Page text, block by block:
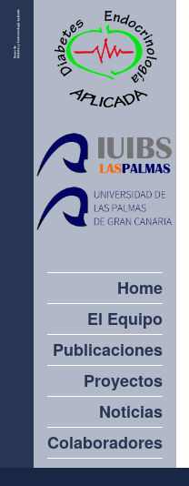
Home
El Equipo
Publicaciones
Proyectos
Noticias
Colaboradores